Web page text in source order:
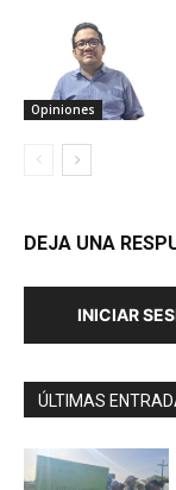
Opiniones
DEJA UNA
INICIAR
ÚLTIMAS